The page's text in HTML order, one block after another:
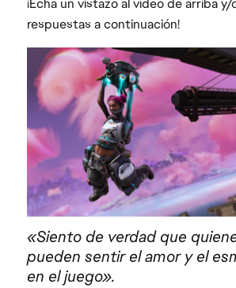
¡Echa un vistazo al vídeo de arriba y/
respuestas a continuación!
«Siento de verdad que
pueden sentir el amor y el
en el juego».